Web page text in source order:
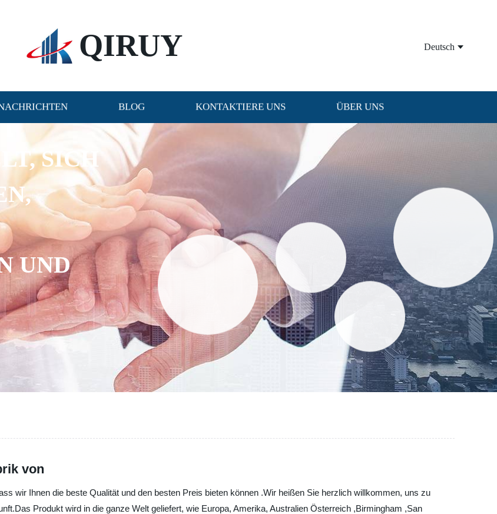
QIRUY Deutsch
BLOG KONTAKTIERE UNS ÜBER UNS
SICH
UND
von
wir Ihnen die beste Qualität und den besten Preis bieten können .Wir heißen Sie herzlich willkommen, uns zu
Produkt wird in die ganze Welt geliefert, wie Europa, Amerika, Australien Österreich ,Birmingham ,San